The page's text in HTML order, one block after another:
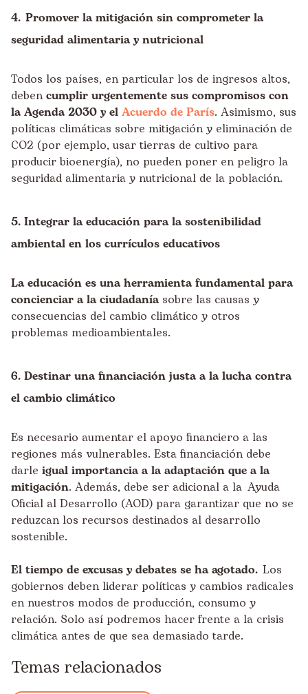
4. Promover la mitigación sin comprometer la
seguridad alimentaria y nutricional
Todos los países, en particular los de ingresos altos,
debencumplir urgentemente sus compromisos con
la Agenda 2030 y el Acuerdo de París. Asimismo, sus
políticas climáticas sobre mitigación y eliminación de
CO2 (por ejemplo, usar tierras de cultivo para
producir bioenergía), no pueden poner en peligro la
seguridad alimentaria y nutricional de la población.
5. Integrar la educación para la sostenibilidad
ambiental en los currículos educativos
La educación es una herramienta fundamental para
concienciar a la ciudadaníasobre las causas y
consecuencias del cambio climático y otros
problemas medioambientales.
6. Destinar una financiación justa a la lucha contra
el cambio climático
Es necesario aumentar el apoyo financiero a las
regiones más vulnerables. Esta financiación debe
darle igual importancia a la adaptación que a la
mitigación. Además, debe ser adicional a la Ayuda
Oficial al Desarrollo (AOD) para garantizar que no se
reduzcan los recursos destinados al desarrollo
sostenible.
El tiempo de excusas y debates se ha agotado. Los
gobiernos deben liderar políticas y cambios radicales
en nuestros modos de producción, consumo y
relación. Solo así podremos hacer frente a la crisis
climática antes de que sea demasiado tarde.
Temas relacionados